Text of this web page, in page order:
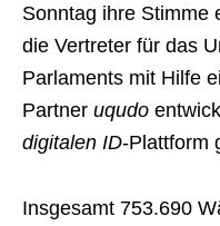
Sonntag ihre Stimme
die Vertreter für das
Parlaments mit Hilfe
Partner uqudo
digitalen ID-Plattform
Insgesamt 753.690